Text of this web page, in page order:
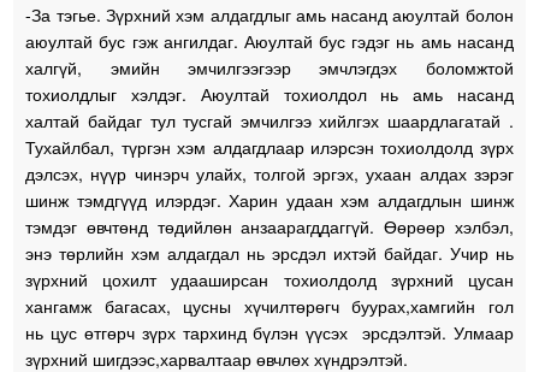
-За тэгье. Зүрхний хэм алдагдлыг амь насанд аюултай болон
аюултай бус гэж ангилдаг. Аюултай бус гэдэг нь амь насанд
халгүй, эмийн эмчилгээгээр эмчлэгдэх боломжтой
тохиолдлыг хэлдэг. Аюултай тохиолдол нь амь насанд
халтай байдаг тул тусгай эмчилгээ хийлгэх шаардлагатай .
Тухайлбал, түргэн хэм алдагдлаар илэрсэн тохиолдолд зүрх
дэлсэх, нүүр чинэрч улайх, толгой эргэх, ухаан алдах зэрэг
шинж тэмдгүүд илэрдэг. Харин удаан хэм алдагдлын шинж
тэмдэг өвчтөнд төдийлөн анзаарагддаггүй. Өөрөөр хэлбэл,
энэ төрлийн хэм алдагдал нь эрсдэл ихтэй байдаг. Учир нь
зүрхний цохилт удааширсан тохиолдолд зүрхний цусан
хангамж багасах, цусны хүчилтөрөгч буурах,хамгийн гол
нь цус өтгөрч зүрх тархинд бүлэн үүсэх эрсдэлтэй. Улмаар
зүрхний шигдээс,харвалтаар өвчлөх хүндрэлтэй.